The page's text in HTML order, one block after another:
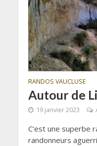
RANDOS VAUCLUSE
Autour de
19 janvier 2023
C’est une superbe
randonneurs